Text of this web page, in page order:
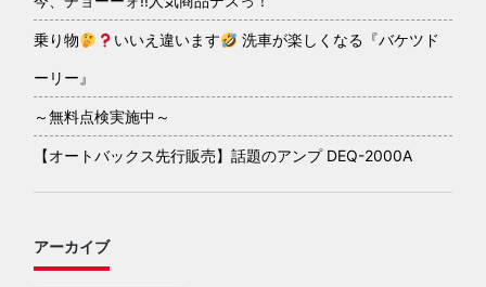
乗り物 いいえ違います 洗車が楽しくなる『バケツド
ーリー』
～無料点検実施中～
【オートバックス先行販売】話題のアンプ DEQ-2000A
アーカイブ